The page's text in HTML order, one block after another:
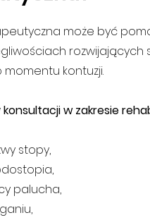
może być
rozwijających
kontuzji.
w zakresie
stopy,
palucha,